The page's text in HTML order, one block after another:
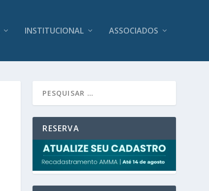
INSTITUCIONAL ASSOCIADOS
RESERVA